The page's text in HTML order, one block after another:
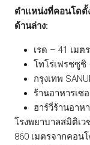
ตำแหน่งที่คอนโดตั้
ด้านล่าง:
เรด – 41 เมต
โทโร่เฟรชซูชิ
กรุงเทพ
ร้านอาหารเซ
ฮาร์วี่ร้านอาห
โรงพยาบาลสมิติเ
860 เมตรจากคอน